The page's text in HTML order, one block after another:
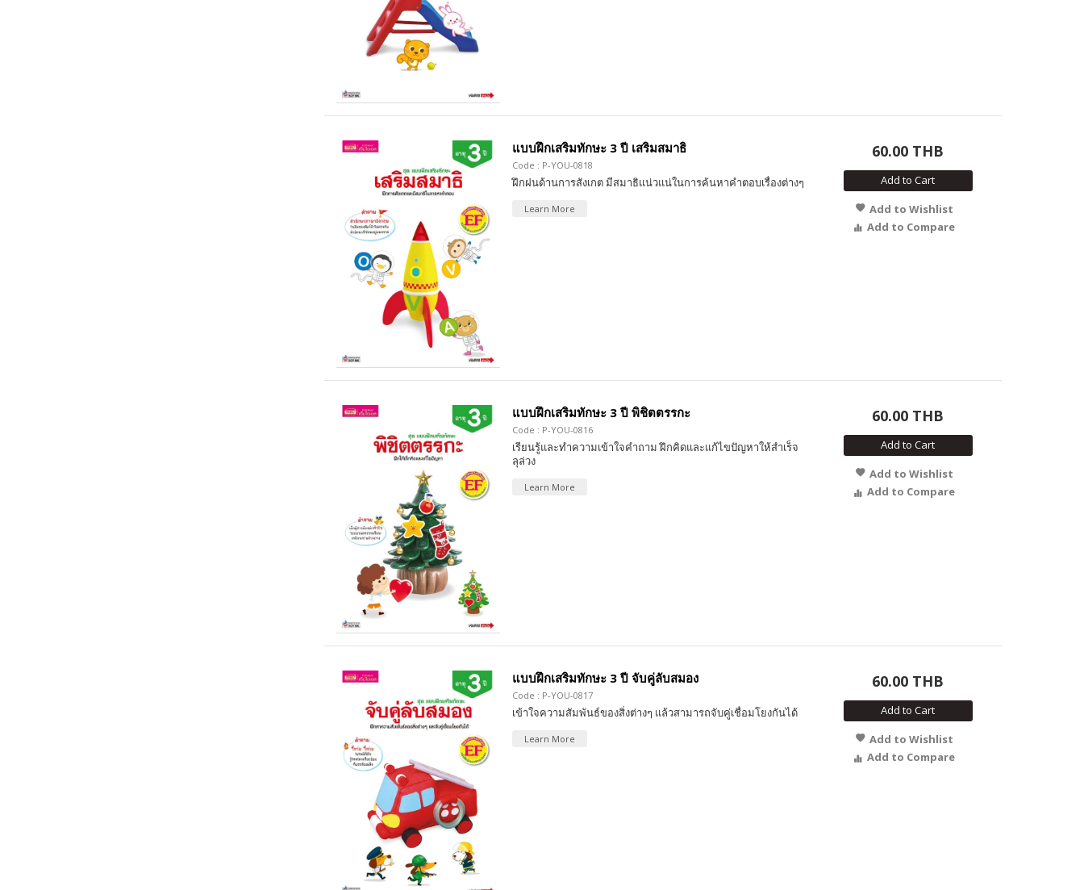
แบบฝึกเสริมทักษะ 3 ปี เสริมสมาธิ
Code : P-YOU-0818
ฝึกฝนด้านการสังเกต มีสมาธิแน่วแน่ในการค้นหาคำตอบเรื่องต่างๆ
Learn More
60.00 THB
Add to Cart
Add to Wishlist
Add to Compare
แบบฝึกเสริมทักษะ 3 ปี พิชิตตรรกะ
Code : P-YOU-0816
เรียนรู้และทำความเข้าใจคำถาม ฝึกคิดและแก้ไขปัญหาให้สำเร็จ
ลุล่วง
Learn More
60.00 THB
Add to Cart
Add to Wishlist
Add to Compare
แบบฝึกเสริมทักษะ 3 ปี จับคู่ลับสมอง
Code : P-YOU-0817
เข้าใจความสัมพันธ์ของสิ่งต่างๆ แล้วสามารถจับคู่เชื่อมโยงกันได้
Learn More
60.00 THB
Add to Cart
Add to Wishlist
Add to Compare